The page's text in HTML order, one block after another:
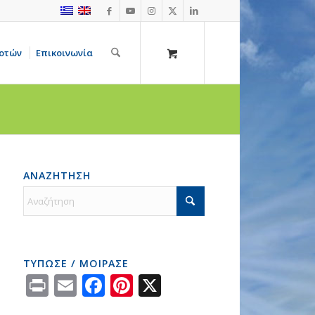
Επικοινωνία
ΑΝΑΖΗΤΗΣΗ
ΤΥΠΩΣΕ / ΜΟΙΡΑΣΕ
PrintEmailFacebook
Pinterest